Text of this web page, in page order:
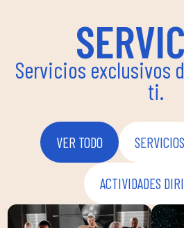
Servicios exclusivos
ti.
VER TODO SERVICIOS
ACTIVIDADES